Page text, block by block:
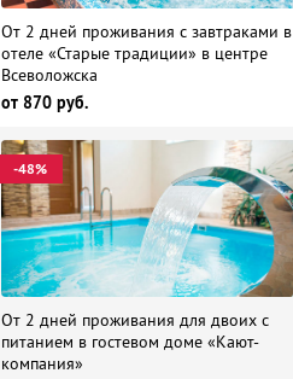
От 2 дней проживания с завтраками в
отеле «Старые традиции» в центре
Всеволожска
от 870 руб.
-48%
От 2 дней проживания для двоих с
питанием в гостевом доме «Кают-
компания»